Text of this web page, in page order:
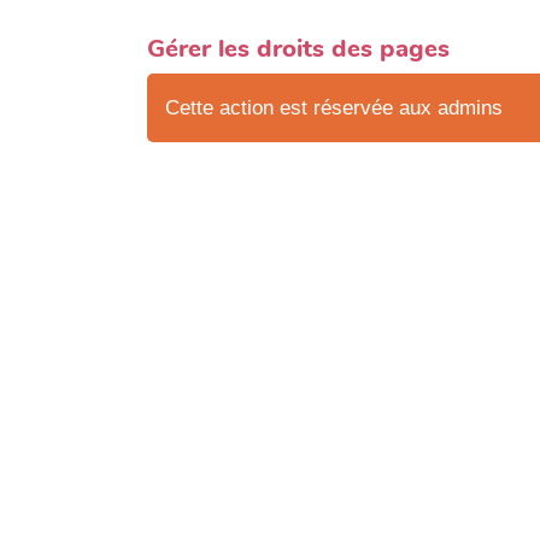
Gérer les droits des pages
Cette action est réservée aux admins